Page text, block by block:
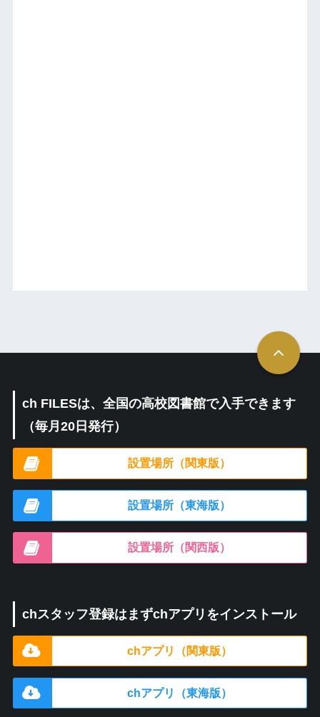
ch FILESは、全国の高校図書館で入手できます
（毎月20日発行）
設置場所（関東版）
設置場所（東海版）
設置場所（関西版）
chスタッフ登録はまずchアプリをインストール
chアプリ（関東版）
chアプリ（東海版）